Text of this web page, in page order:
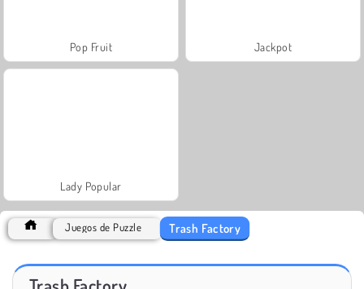
Pop Fruit Jackpot
Lady Popular
Juegos de Puzzle Trash Factory